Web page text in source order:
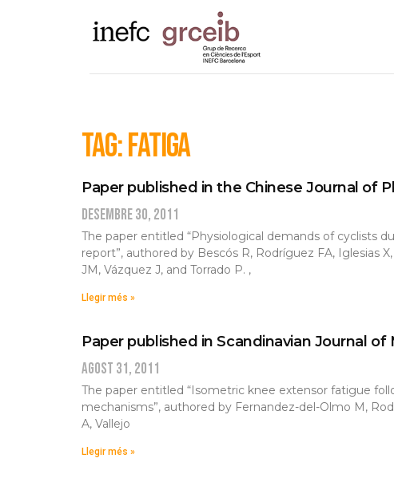
Tag: fatiga
Paper published in the Chinese Journal of
desembre 30, 2011
The paper entitled “Physiological demands of cyclists
report”, authored by Bescós R, Rodríguez FA, Iglesias
JM, Vázquez J, and Torrado P. ,
Llegir més »
Paper published in Scandinavian Journal
agost 31, 2011
The paper entitled “Isometric knee extensor fatigue
mechanisms”, authored by Fernandez-del-Olmo M,
A, Vallejo
Llegir més »